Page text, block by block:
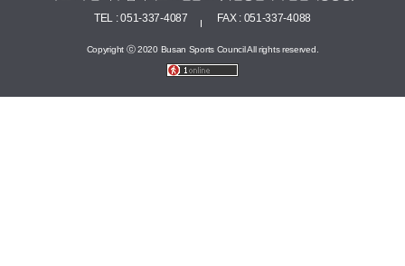
TEL : 051-337-4087
FAX : 051-337-4088
Copyright ⓒ 2020 Busan Sports Council All rights reserved.